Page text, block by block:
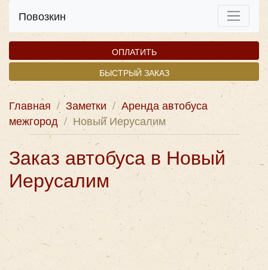
Повозкин
ОПЛАТИТЬ
БЫСТРЫЙ ЗАКАЗ
Главная / Заметки / Аренда автобуса
межгород / Новый Иерусалим
Заказ автобуса в Новый
Иерусалим